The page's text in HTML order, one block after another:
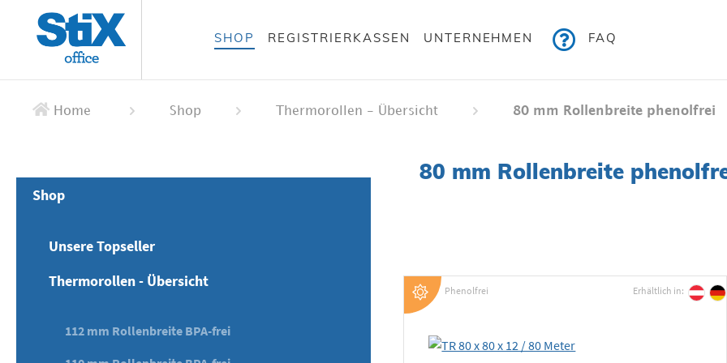
springen
SHOP REGISTRIERKASSEN UNTERNEHMEN FAQ
Home Shop Thermorollen - Übersicht 80 mm Rollenbreite phenolfrei
Shop
Unsere Topseller
Thermorollen - Übersicht
112 mm Rollenbreite BPA-frei
80 mm Rollenbreite
Phenolfrei Erhältlich in: